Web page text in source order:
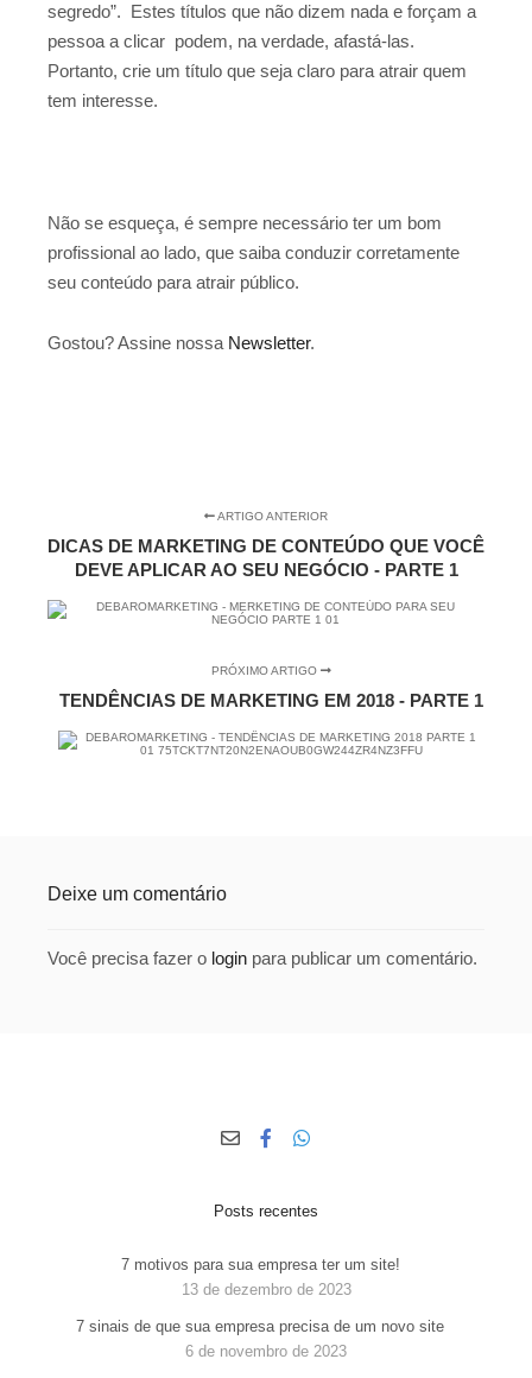
segredo”. Estes títulos que não dizem nada e forçam a
pessoa a clicar podem, na verdade, afastá-las.
Portanto, crie um título que seja claro para atrair quem
tem interesse.
Não se esqueça, é sempre necessário ter um bom
profissional ao lado, que saiba conduzir corretamente
seu conteúdo para atrair público.
Gostou? Assine nossa Newsletter.
ARTIGO ANTERIOR
DICAS DE MARKETING DE CONTEÚDO QUE VOCÊ
DEVE APLICAR AO SEU NEGÓCIO - PARTE 1
PRÓXIMO ARTIGO
TENDÊNCIAS DE MARKETING EM 2018 - PARTE 1
Deixe um comentário
Você precisa fazer o login para publicar um comentário.
Posts recentes
7 motivos para sua empresa ter um site!
13 de dezembro de 2023
7 sinais de que sua empresa precisa de um novo site
6 de novembro de 2023